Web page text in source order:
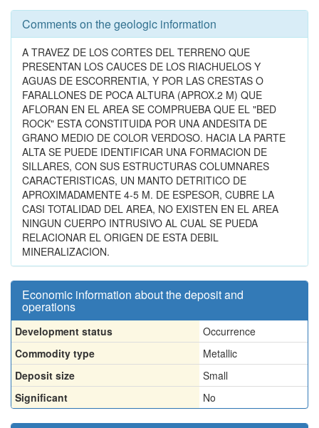
Comments on the geologic information
A TRAVEZ DE LOS CORTES DEL TERRENO QUE
PRESENTAN LOS CAUCES DE LOS RIACHUELOS Y
AGUAS DE ESCORRENTIA, Y POR LAS CRESTAS O
FARALLONES DE POCA ALTURA (APROX.2 M) QUE
AFLORAN EN EL AREA SE COMPRUEBA QUE EL "BED
ROCK" ESTA CONSTITUIDA POR UNA ANDESITA DE
GRANO MEDIO DE COLOR VERDOSO. HACIA LA PARTE
ALTA SE PUEDE IDENTIFICAR UNA FORMACION DE
SILLARES, CON SUS ESTRUCTURAS COLUMNARES
CARACTERISTICAS, UN MANTO DETRITICO DE
APROXIMADAMENTE 4-5 M. DE ESPESOR, CUBRE LA
CASI TOTALIDAD DEL AREA, NO EXISTEN EN EL AREA
NINGUN CUERPO INTRUSIVO AL CUAL SE PUEDA
RELACIONAR EL ORIGEN DE ESTA DEBIL
MINERALIZACION.
Economic information about the deposit and
operations
Development status
Occurrence
Commodity type
Metallic
Deposit size
Small
Significant
No